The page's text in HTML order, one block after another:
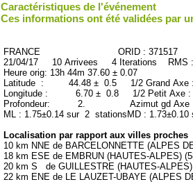
Caractéristiques de l'événement
Ces informations ont été validées par
FRANCE ORID : 371517
21/04/17 10 Arrivees 4 Iterations RMS
Heure orig: 13h 44m 37.60 ± 0.07
Latitude : 44.48 ± 0.5 1/2 Grand
Longitude : 6.70 ± 0.8 1/2 Petit Axe
Profondeur: 2. Azimut gd Axe :
ML : 1.75±0.14 sur 2 stationsMD :
Localisation par rapport aux villes proches
10 km NNE de BARCELONNETTE (ALPES
18 km ESE de EMBRUN (HAUTES-ALPES)
20 km S de GUILLESTRE (HAUTES-
22 km ENE de LE LAUZET-UBAYE (ALPES